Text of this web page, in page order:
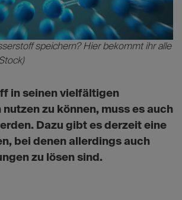
speichern? Hier bekommt ihr alle
in seinen vielfältigen
zu können, muss es auch
Dazu gibt es derzeit eine
bei denen allerdings auch
zu lösen sind.